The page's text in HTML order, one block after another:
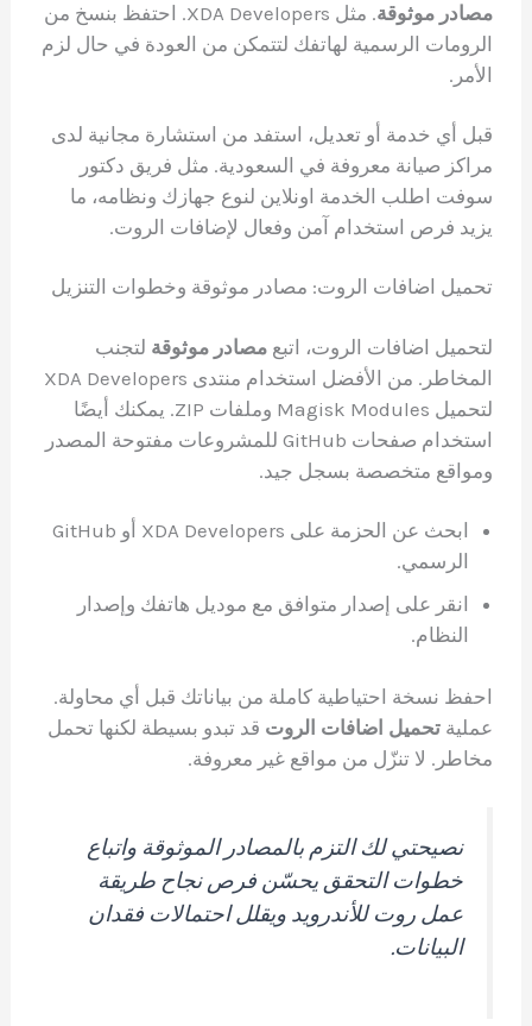
مصادر موثوقة
. مثل XDA Developers. احتفظ بنسخ من
الرومات الرسمية لهاتفك لتتمكن من العودة في حال لزم
الأمر.
قبل أي خدمة أو تعديل، استفد من استشارة مجانية لدى
مراكز صيانة معروفة في السعودية. مثل فريق دكتور
سوفت اطلب الخدمة اونلاين لنوع جهازك ونظامه، ما
يزيد فرص استخدام آمن وفعال لإضافات الروت.
تحميل اضافات الروت: مصادر موثوقة وخطوات التنزيل
لتحميل اضافات الروت، اتبعمصادر موثوقة لتجنب
المخاطر. من الأفضل استخدام منتدى XDA Developers
لتحميل Magisk Modules وملفات ZIP. يمكنك أيضًا
استخدام صفحات GitHub للمشروعات مفتوحة المصدر
ومواقع متخصصة بسجل جيد.
ابحث عن الحزمة على XDA Developers أو GitHub
الرسمي.
انقر على إصدار متوافق مع موديل هاتفك وإصدار
النظام.
احفظ نسخة احتياطية كاملة من بياناتك قبل أي محاولة.
عمليةتحميل اضافات الروت قد تبدو بسيطة لكنها تحمل
مخاطر. لا تنزّل من مواقع غير معروفة.
نصيحتي لك التزم بالمصادر الموثوقة واتباع
خطوات التحقق يحسّن فرص نجاح طريقة
عمل روت للأندرويد ويقلل احتمالات فقدان
البيانات.